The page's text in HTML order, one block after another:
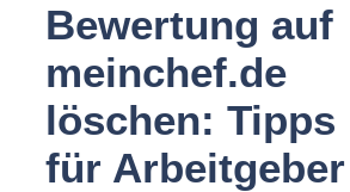
Bewertung auf
meinchef.de
löschen: Tipps
für Arbeitgeber